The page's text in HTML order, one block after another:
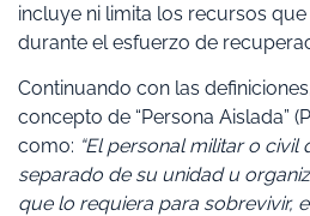
incluye ni limita los recursos
durante el esfuerzo de
Continuando con las
concepto de “Persona Aislada”
como: “El personal militar o civil
separado de su unidad u
que lo requiera para sobrevivir,